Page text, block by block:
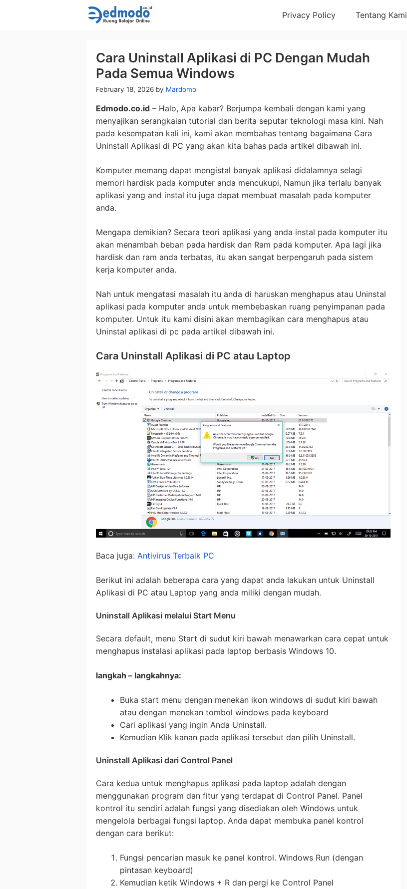
Privacy Policy Tentang Kami
Cara Uninstall Aplikasi di PC Dengan Mudah
Pada Semua Windows
February 18, 2026 by Mardomo
Edmodo.co.id – Halo, Apa kabar? Berjumpa kembali dengan kami yang
menyajikan serangkaian tutorial dan berita seputar teknologi masa kini. Nah
pada kesempatan kali ini, kami akan membahas tentang bagaimana Cara
Uninstall Aplikasi di PC yang akan kita bahas pada artikel dibawah ini.
Komputer memang dapat mengistal banyak aplikasi didalamnya selagi
memori hardisk pada komputer anda mencukupi, Namun jika terlalu banyak
aplikasi yang and instal itu juga dapat membuat masalah pada komputer
anda.
Mengapa demikian? Secara teori aplikasi yang anda instal pada komputer itu
akan menambah beban pada hardisk dan Ram pada komputer. Apa lagi jika
hardisk dan ram anda terbatas, itu akan sangat berpengaruh pada sistem
kerja komputer anda.
Nah untuk mengatasi masalah itu anda di haruskan menghapus atau Uninstal
aplikasi pada komputer anda untuk membebaskan ruang penyimpanan pada
komputer. Untuk itu kami disini akan membagikan cara menghapus atau
Uninstal aplikasi di pc pada artikel dibawah ini.
Cara Uninstall Aplikasi di PC atau Laptop
Baca juga: Antivirus Terbaik PC
Berikut ini adalah beberapa cara yang dapat anda lakukan untuk Uninstall
Aplikasi di PC atau Laptop yang anda miliki dengan mudah.
Uninstall Aplikasi melalui Start Menu
Secara default, menu Start di sudut kiri bawah menawarkan cara cepat untuk
menghapus instalasi aplikasi pada laptop berbasis Windows 10.
langkah – langkahnya:
Buka start menu dengan menekan ikon windows di sudut kiri bawah
atau dengan menekan tombol windows pada keyboard
Cari aplikasi yang ingin Anda Uninstall.
Kemudian Klik kanan pada aplikasi tersebut dan pilih Uninstall.
Uninstall Aplikasi dari Control Panel
Cara kedua untuk menghapus aplikasi pada laptop adalah dengan
menggunakan program dan fitur yang terdapat di Control Panel. Panel
kontrol itu sendiri adalah fungsi yang disediakan oleh Windows untuk
mengelola berbagai fungsi laptop. Anda dapat membuka panel kontrol
dengan cara berikut:
Fungsi pencarian masuk ke panel kontrol. Windows Run (dengan
pintasan keyboard)
Kemudian ketik Windows + R dan pergi ke Control Panel